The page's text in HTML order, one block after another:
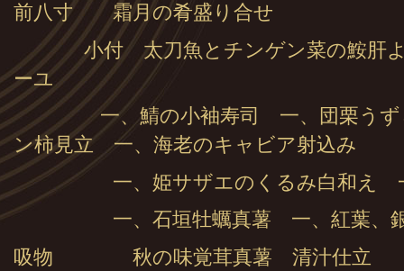
前八寸 霜月の肴盛り合せ
小付 太刀魚とチンゲン菜の鮟
ーユ
一、鯖の小袖寿司 一、団栗うず
ン柿見立 一、海老のキャビア射込み
一、姫サザエのくるみ白和え 一
一、石垣牡蠣真薯 一、紅葉、銀
吸物 秋の味覚茸真薯 清汁仕立 （